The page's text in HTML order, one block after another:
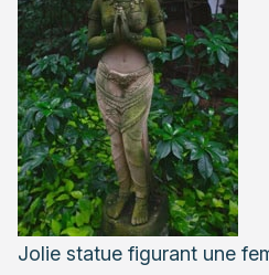
Jolie statue figurant une